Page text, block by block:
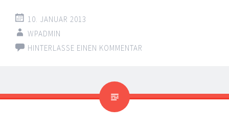
10. JANUAR 2013
WPADMIN
HINTERLASSE EINEN KOMMENTAR